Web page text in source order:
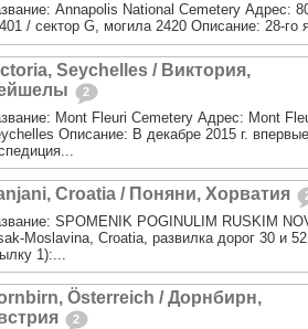
Annapolis National Cemetery Адрес:
/ сектор G, могила 2420 Описание: 28-
Seychelles / Виктория,
2
Mont Fleuri Cemetery Адрес: Mont
Описание: В декабре 2015 г.
Croatia / Поняни, Хорватия
SPOMENIK POGINULIM RUSKIM
Moslavina, Croatia, развилка дорог 30 и
1):...
Österreich / Дорнбирн,
2